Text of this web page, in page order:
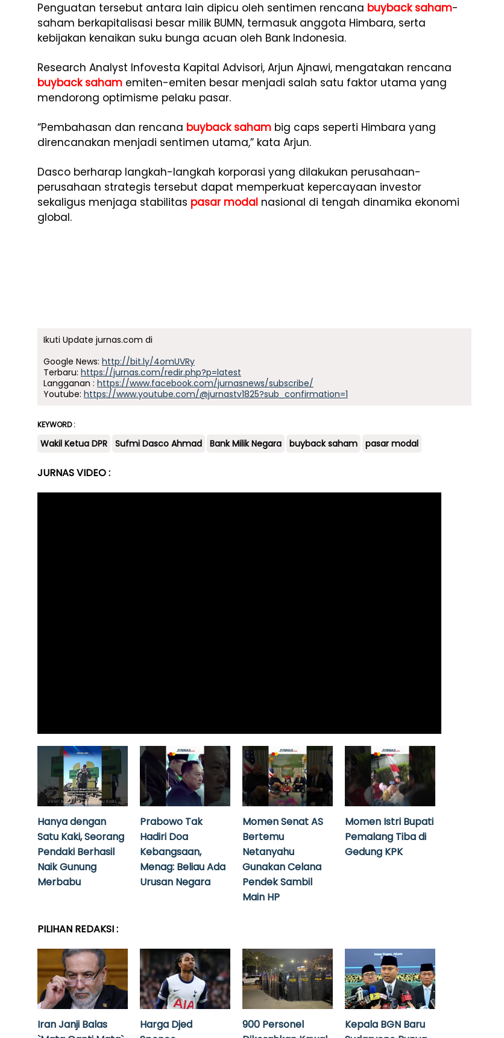
Penguatan tersebut antara lain dipicu oleh sentimen rencana buyback saham-
saham berkapitalisasi besar milik BUMN, termasuk anggota Himbara, serta
kebijakan kenaikan suku bunga acuan oleh Bank Indonesia.
Research Analyst Infovesta Kapital Advisori, Arjun Ajnawi, mengatakan rencana
buyback saham emiten-emiten besar menjadi salah satu faktor utama yang
mendorong optimisme pelaku pasar.
“Pembahasan dan rencana buyback saham big caps seperti Himbara yang
direncanakan menjadi sentimen utama,” kata Arjun.
Dasco berharap langkah-langkah korporasi yang dilakukan perusahaan-
perusahaan strategis tersebut dapat memperkuat kepercayaan investor
sekaligus menjaga stabilitas pasar modal nasional di tengah dinamika ekonomi
global.
Ikuti Update jurnas.com di
Google News: http://bit.ly/4omUVRy
Terbaru: https://jurnas.com/redir.php?p=latest
Langganan : https://www.facebook.com/jurnasnews/subscribe/
Youtube: https://www.youtube.com/@jurnastv1825?sub_confirmation=1
KEYWORD :
Wakil Ketua DPR Sufmi Dasco Ahmad Bank Milik Negara buyback saham pasar modal
JURNAS VIDEO :
Hanya dengan
Satu Kaki, Seorang
Pendaki Berhasil
Naik Gunung
Merbabu
Prabowo Tak
Hadiri Doa
Kebangsaan,
Menag: Beliau Ada
Urusan Negara
Momen Senat AS
Bertemu
Netanyahu
Gunakan Celana
Pendek Sambil
Main HP
Momen Istri Bupati
Pemalang Tiba di
Gedung KPK
PILIHAN REDAKSI :
Iran Janji Balas
Harga Djed
900 Personel
Kepala BGN Baru